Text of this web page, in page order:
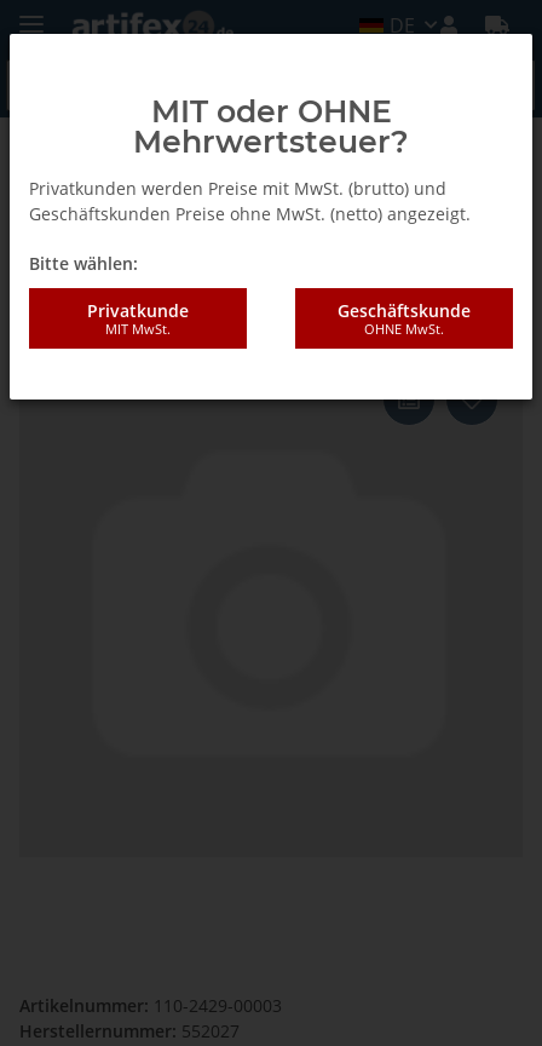
DE
Zurück zur Liste Leimauftrags-System LK-3 - Ersatzteile
Lamello Flügelschraube, M12x40
Artikelnummer: 110-2429-00003
Herstellernummer: 552027
MIT oder OHNE
Mehrwertsteuer?
Privatkunden werden Preise mit MwSt. (brutto) und
Geschäftskunden Preise ohne MwSt. (netto) angezeigt.
Bitte wählen:
Privatkunde
MIT MwSt.
Geschäftskunde
OHNE MwSt.